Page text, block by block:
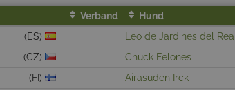
Verband Hund
(ES) Leo de Jardines del Real
(CZ) Chuck Felones
(FI) Airasuden Irck